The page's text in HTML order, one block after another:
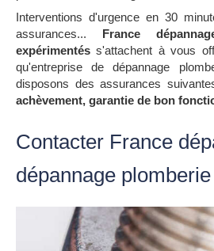
Interventions d'urgence en 30
assurances... France
expérimentés s'attachent à vous
qu'entreprise de dépannage
disposons des assurances
achèvement, garantie de bon
Contacter France
dépannage plomberie